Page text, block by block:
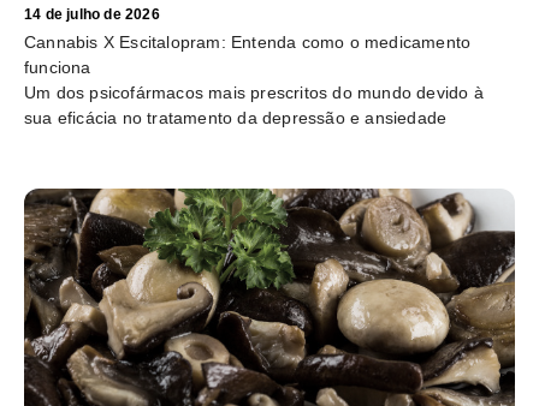
14 de julho de 2026
Cannabis X Escitalopram: Entenda como o medicamento
funciona
Um dos psicofármacos mais prescritos do mundo devido à
sua eficácia no tratamento da depressão e ansiedade